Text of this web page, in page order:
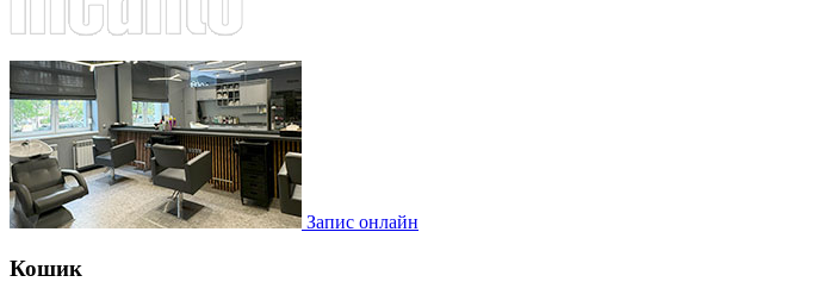
Запис онлайн
Кошик